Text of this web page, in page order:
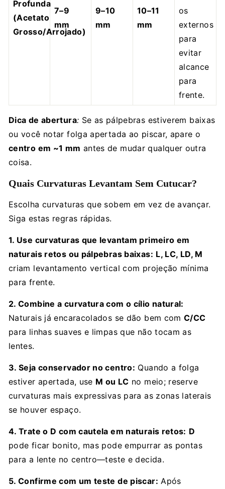
Profunda
(Acetato
Grosso/Arrojado)
7–9
mm
9–10
mm
10–11
mm
os
externos
para
evitar
alcance
para
frente.
Dica de abertura: Se as pálpebras estiverem baixas
ou você notar folga apertada ao piscar, apare o
centro em ~1 mm antes de mudar qualquer outra
coisa.
Quais Curvaturas Levantam Sem Cutucar?
Escolha curvaturas que sobem em vez de avançar.
Siga estas regras rápidas.
1. Use curvaturas que levantam primeiro em
naturais retos ou pálpebras baixas: L, LC, LD, M
criam levantamento vertical com projeção mínima
para frente.
2. Combine a curvatura com o cílio natural:
Naturais já encaracolados se dão bem comC/CC
para linhas suaves e limpas que não tocam as
lentes.
3. Seja conservador no centro: Quando a folga
estiver apertada, use M ou LC no meio; reserve
curvaturas mais expressivas para as zonas laterais
se houver espaço.
4. Trate o D com cautela em naturais retos: D
pode ficar bonito, mas pode empurrar as pontas
para a lente no centro—teste e decida.
5. Confirme com um teste de piscar: Após